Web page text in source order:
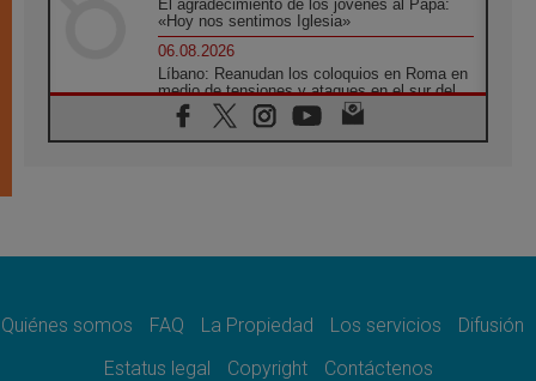
El agradecimiento de los jóvenes al Papa:
«Hoy nos sentimos Iglesia»
06.08.2026
Líbano: Reanudan los coloquios en Roma en
medio de tensiones y ataques en el sur del
país
06.08.2026
noticia para todo el Uruguay
León XIV: La revolución del Evangelio
Quiénes somos FAQ La Propiedad Los servicios
Difusión
Estatus legal
Copyright Contáctenos